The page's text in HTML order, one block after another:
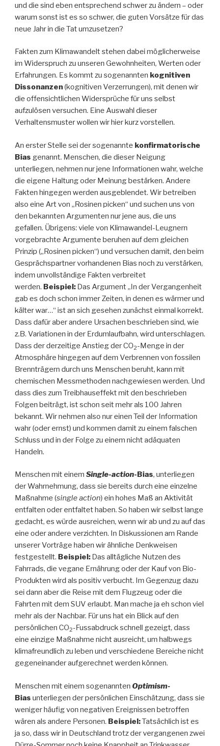
und die sind eben entsprechend schwer zu ändern – oder
warum sonst ist es so schwer, die guten Vorsätze für das
neue Jahr in die Tat umzusetzen?
Fakten zum Klimawandelt stehen dabei möglicherweise
im Widerspruch zu unseren Gewohnheiten, Werten oder
Erfahrungen. Es kommt zu sogenannten kognitiven
Dissonanzen(kognitiven Verzerrungen), mit denen wir
die offensichtlichen Widersprüche für uns selbst
aufzulösen versuchen. Eine Auswahl dieser
Verhaltensmuster wollen wir hier kurz vorstellen.
An erster Stelle sei der sogenannte konfirmatorische
Bias genannt. Menschen, die dieser Neigung
unterliegen, nehmen nur jene Informationen wahr, welche
die eigene Haltung oder Meinung bestärken. Andere
Fakten hingegen werden ausgeblendet. Wir betreiben
also eine Art von „Rosinen picken“ und suchen uns von
den bekannten Argumenten nur jene aus, die uns
gefallen. Übrigens: viele von Klimawandel-Leugnern
vorgebrachte Argumente beruhen auf dem gleichen
Prinzip („Rosinen picken“) und versuchen damit, den beim
Gesprächspartner vorhandenen Bias noch zu verstärken,
indem unvollständige Fakten verbreitet
werden. Beispiel: Das Argument „In der Vergangenheit
gab es doch schon immer Zeiten, in denen es wärmer und
kälter war…“ ist an sich gesehen zunächst einmal korrekt.
Dass dafür aber andere Ursachen beschrieben sind, wie
z.B. Variationen in der Erdumlaufbahn, wird unterschlagen.
Dass der derzeitige Anstieg der CO2-Menge in der
Atmosphäre hingegen auf dem Verbrennen von fossilen
Brennträgern durch uns Menschen beruht, kann mit
chemischen Messmethoden nachgewiesen werden. Und
dass dies zum Treibhauseffekt mit den beschrieben
Folgen beiträgt, ist schon seit mehr als 100 Jahren
bekannt. Wir nehmen also nur einen Teil der Information
wahr (oder ernst) und kommen damit zu einem falschen
Schluss und in der Folge zu einem nicht adäquaten
Handeln.
Menschen mit einem Single-action-Bias, unterliegen
der Wahrnehmung, dass sie bereits durch eine einzelne
Maßnahme (single action) ein hohes Maß an Aktivität
entfalten oder entfaltet haben. So haben wir selbst lange
gedacht, es würde ausreichen, wenn wir ab und zu auf das
eine oder andere verzichten. In Diskussionen am Rande
unserer Vorträge haben wir ähnliche Denkweisen
festgestellt. Beispiel: Das alltägliche Nutzen des
Fahrrads, die vegane Ernährung oder der Kauf von Bio-
Produkten wird als positiv verbucht. Im Gegenzug dazu
sei dann aber die Reise mit dem Flugzeug oder die
Fahrten mit dem SUV erlaubt. Man mache ja eh schon viel
mehr als der Nachbar. Für uns hat ein Blick auf den
persönlichen CO2-Fussabdruck schnell gezeigt, dass
eine einzige Maßnahme nicht ausreicht, um halbwegs
klimafreundlich zu leben und verschiedene Bereiche nicht
gegeneinander aufgerechnet werden können.
Menschen mit einem sogenannten Optimism-
Bias unterliegen der persönlichen Einschätzung, dass sie
weniger häufig von negativen Ereignissen betroffen
wären als andere Personen. Beispiel:Tatsächlich ist es
ja so, dass wir in Deutschland trotz der vergangenen zwei